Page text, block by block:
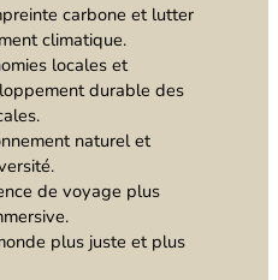
carbone et lutter
climatique.
locales et
durable des
naturel et
de voyage plus
plus juste et plus